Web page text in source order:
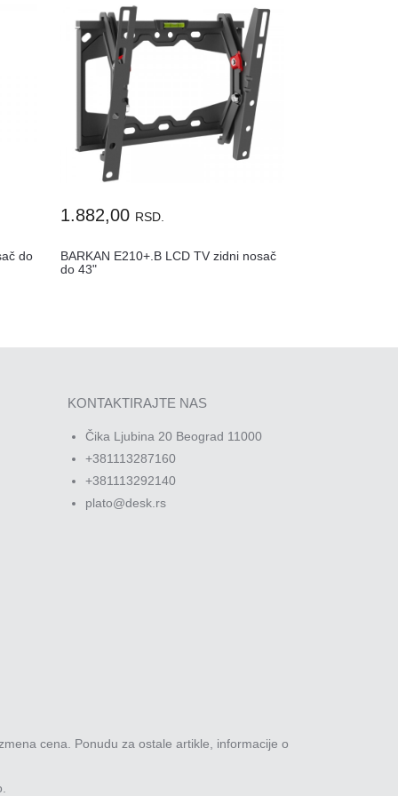
do
1.882,00 RSD.
BARKAN E210+.B LCD TV zidni nosač
do 43"
KONTAKTIRAJTE NAS
Čika Ljubina 20 Beograd 11000
+381113287160
+381113292140
plato@desk.rs
cena. Ponudu za ostale artikle, informacije o